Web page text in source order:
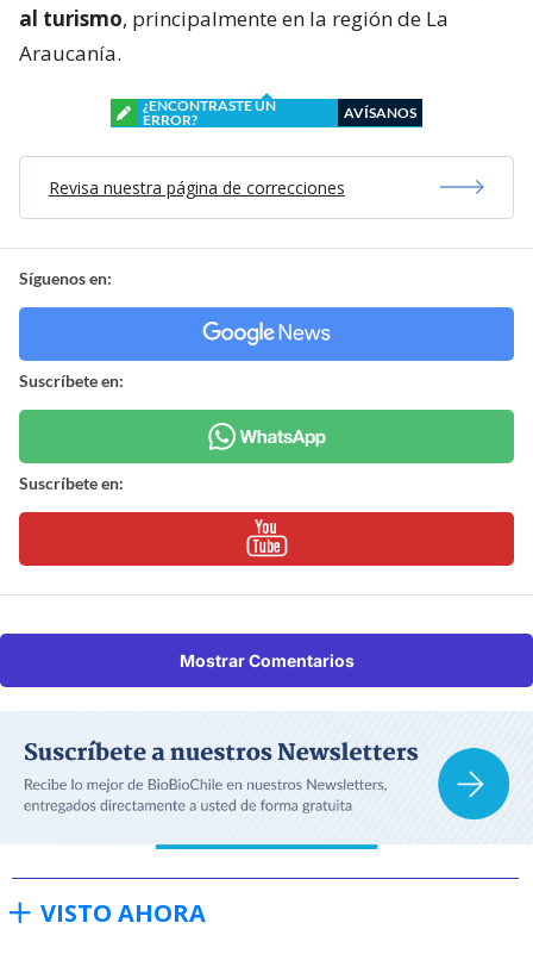
al turismo, principalmente en la región de La
Araucanía.
¿ENCONTRASTE UN
ERROR?
AVÍSANOS
Revisa nuestra página de correcciones
Síguenos en:
Suscríbete en:
Suscríbete en:
Mostrar Comentarios
VISTO AHORA